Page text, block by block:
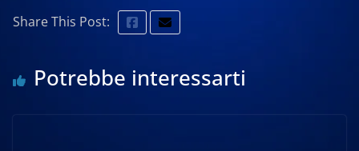
Share This Post:
Potrebbe interessarti